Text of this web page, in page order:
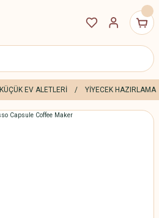
KÜÇÜK EV ALETLERİ YİYECEK HAZIRLAMA